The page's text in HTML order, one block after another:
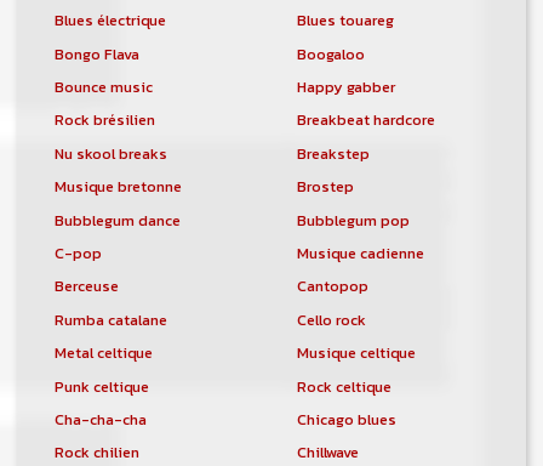
Blues électrique
Blues touareg
Bongo Flava
Boogaloo
Bounce music
Happy gabber
Rock brésilien
Breakbeat hardcore
Nu skool breaks
Breakstep
Musique bretonne
Brostep
Bubblegum dance
Bubblegum pop
C-pop
Musique cadienne
Berceuse
Cantopop
Rumba catalane
Cello rock
Metal celtique
Musique celtique
Punk celtique
Rock celtique
Cha-cha-cha
Chicago blues
Rock chilien
Chillwave